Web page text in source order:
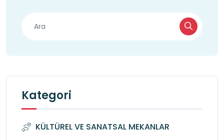
Kategori
KÜLTÜREL VE SANATSAL MEKANLAR